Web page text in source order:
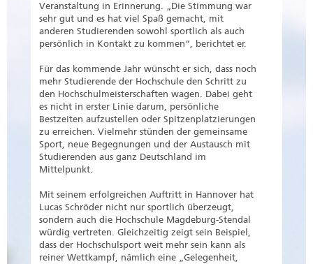
Veranstaltung in Erinnerung. „Die Stimmung war
sehr gut und es hat viel Spaß gemacht, mit
anderen Studierenden sowohl sportlich als auch
persönlich in Kontakt zu kommen“, berichtet er.
Für das kommende Jahr wünscht er sich, dass noch
mehr Studierende der Hochschule den Schritt zu
den Hochschulmeisterschaften wagen. Dabei geht
es nicht in erster Linie darum, persönliche
Bestzeiten aufzustellen oder Spitzenplatzierungen
zu erreichen. Vielmehr stünden der gemeinsame
Sport, neue Begegnungen und der Austausch mit
Studierenden aus ganz Deutschland im
Mittelpunkt.
Mit seinem erfolgreichen Auftritt in Hannover hat
Lucas Schröder nicht nur sportlich überzeugt,
sondern auch die Hochschule Magdeburg-Stendal
würdig vertreten. Gleichzeitig zeigt sein Beispiel,
dass der Hochschulsport weit mehr sein kann als
reiner Wettkampf, nämlich eine „Gelegenheit,